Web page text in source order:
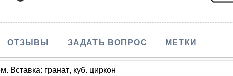
ОТЗЫВЫ ЗАДАТЬ ВОПРОС МЕТКИ
Вставка: гранат, куб. циркон